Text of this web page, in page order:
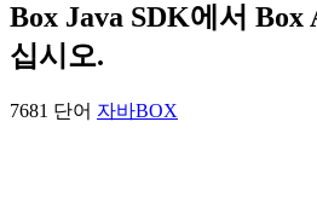
Box Java SDK에서
십시오.
7681 단어 자바BOX